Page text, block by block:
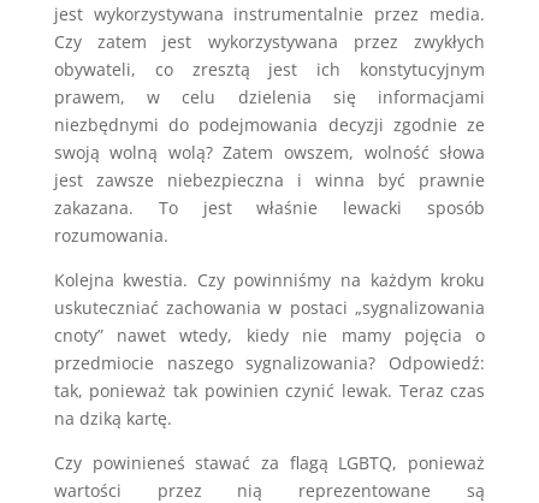
jest wykorzystywana instrumentalnie przez media.
Czy zatem jest wykorzystywana przez zwykłych
obywateli, co zresztą jest ich konstytucyjnym
prawem, w celu dzielenia się informacjami
niezbędnymi do podejmowania decyzji zgodnie ze
swoją wolną wolą? Zatem owszem, wolność słowa
jest zawsze niebezpieczna i winna być prawnie
zakazana. To jest właśnie lewacki sposób
rozumowania.
Kolejna kwestia. Czy powinniśmy na każdym kroku
uskuteczniać zachowania w postaci „sygnalizowania
cnoty” nawet wtedy, kiedy nie mamy pojęcia o
przedmiocie naszego sygnalizowania? Odpowiedź:
tak, ponieważ tak powinien czynić lewak. Teraz czas
na dziką kartę.
Czy powinieneś stawać za flagą LGBTQ, ponieważ
wartości przez nią reprezentowane są